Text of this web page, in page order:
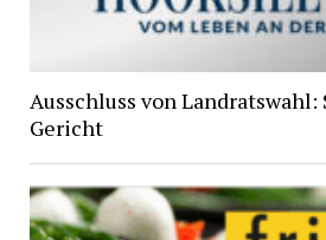
Ausschluss von
Gericht